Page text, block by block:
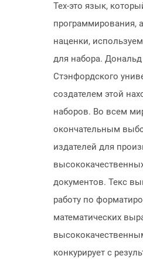
Tex-это язык,
программирования,
наценки,
для набора. Дональд
Стэнфордского
создателем этой
наборов. Во всем
окончательным
издателей для
документов. Текс
работу по
математических
конкурирует с